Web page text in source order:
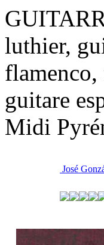
luthier,
guitare
Midi
José